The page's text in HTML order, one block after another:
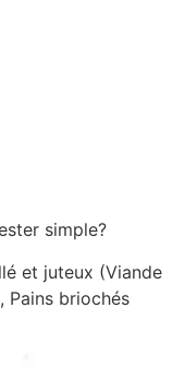
simple?
et juteux (Viande
Pains briochés